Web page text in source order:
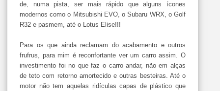
de, numa pista, ser mais rápido que alguns ícones
modernos como o Mitsubishi EVO, o Subaru WRX, o Golf
R32 e pasmem, até o Lotus Elise!!!
Para os que ainda reclamam do acabamento e outros
frufrus, para mim é reconfortante ver um carro assim. O
investimento foi no que faz o carro andar, não em alças
de teto com retorno amortecido e outras besteiras. Até o
motor não tem aquelas ridículas capas de plástico que